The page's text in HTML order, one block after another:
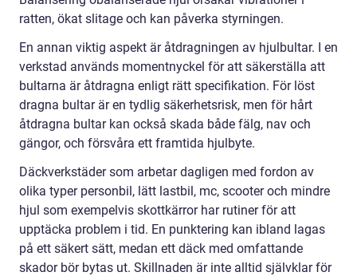
ratten, ökat slitage och kan påverka styrningen.
En annan viktig aspekt är åtdragningen av hjulbultar. I en
verkstad används momentnyckel för att säkerställa att
bultarna är åtdragna enligt rätt specifikation. För löst
dragna bultar är en tydlig säkerhetsrisk, men för hårt
åtdragna bultar kan också skada både fälg, nav och
gängor, och försvåra ett framtida hjulbyte.
Däckverkstäder som arbetar dagligen med fordon av
olika typer personbil, lätt lastbil, mc, scooter och mindre
hjul som exempelvis skottkärror har rutiner för att
upptäcka problem i tid. En punktering kan ibland lagas
på ett säkert sätt, medan ett däck med omfattande
skador bör bytas ut. Skillnaden är inte alltid självklar för